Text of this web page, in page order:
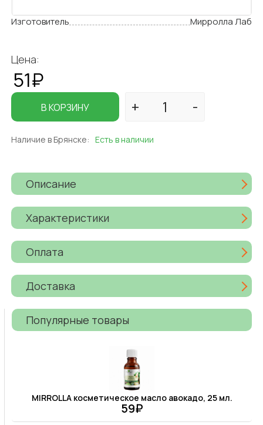
Изготовитель Мирролла Лаб
Цена:
51₽
В КОРЗИНУ
Наличие в Брянске: Есть в наличии
Описание
Характеристики
Оплата
Доставка
Популярные товары
MIRROLLA косметическое масло авокадо, 25 мл.
59₽